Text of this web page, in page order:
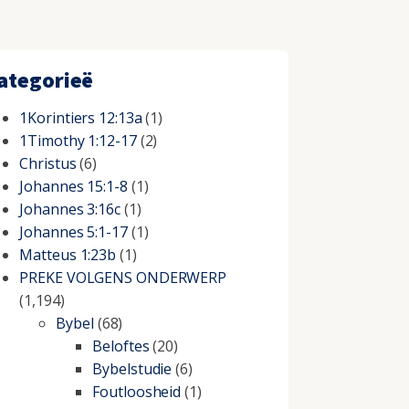
1Korintiers 12:13a(1)
1Timothy 1:12-17(2)
Christus(6)
Johannes 15:1-8 (1)
Johannes 3:16c(1)
Johannes 5:1-17(1)
Matteus 1:23b (1)
PREKE VOLGENS ONDERWERP
(1,194)
Bybel (68)
Beloftes(20)
Bybelstudie (6)
Foutloosheid (1)